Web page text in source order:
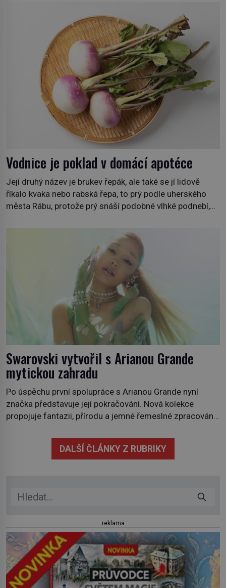
adrese 18 Rue Louis Vuitton, které bylo postaveno v
roce 1869. […]
Vodnice je poklad v domácí apotéce
Její druhý název je brukev řepák, ale také se jí lidově
říkalo kvaka nebo rabská řepa, to prý podle uherského
města Rábu, protože prý snáší podobné vlhké podnebí,
někdy i v obchodech. Její bulvy jsou bílé, nahoře někdy
Swarovski vytvořil s Arianou Grande
mytickou zahradu
Po úspěchu první spolupráce s Arianou Grande nyní
značka představuje její pokračování. Nová kolekce
propojuje fantazii, přírodu a jemné řemeslné zpracování
třicítka šperků působí hravě a zároveň rafinovaně.
Spolupráce mezi značkou Swarovski a zpěvačkou a
DALŠÍ ČLÁNKY Z RUBRIKY
reklama